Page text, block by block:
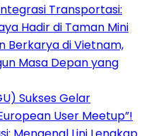
Transportasi:
Hadir di Taman Mini
Berkarya di Vietnam,
Masa Depan yang
Sukses Gelar
User Meetup”!